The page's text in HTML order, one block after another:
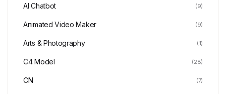
AI Chatbot (9)
Animated Video Maker (9)
Arts & Photography (1)
C4 Model (28)
CN (7)